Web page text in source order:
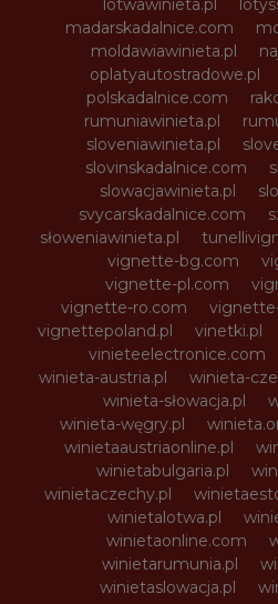
lotwawinieta.pl
madarskadalnice.com
moldawiawinieta.pl
oplatyautostradowe.pl
polskadalnice.com
rumuniawinieta.pl
sloveniawinieta.pl
slovinskadalnice.com
slowacjawinieta.pl
svycarskadalnice.com
słoweniawinieta.pl
vignette-bg.com
vignette-pl.com
vignette-ro.com
vignettepoland.pl
vinetki.pl
vinieteelectronice.com
winieta-austria.pl
winieta-
winieta-słowacja.pl
winieta-węgry.pl
winietaaustriaonline.pl
winietabulgaria.pl
winietaczechy.pl
winietalotwa.pl
winietaonline.com
winietarumunia.pl
winietaslowacja.pl